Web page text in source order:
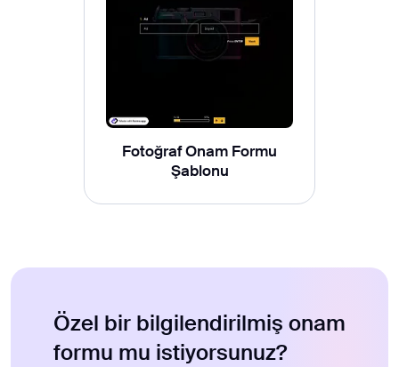
Fotoğraf Onam Formu
Şablonu
Özel bir bilgilendirilmiş onam
formu mu istiyorsunuz?